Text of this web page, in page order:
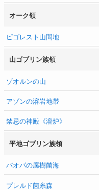
オーク領
ピゴレスト山間地
山ゴブリン族領
ゾオルンの山
アゾンの溶岩地帯
禁忌の神殿《溶炉》
平地ゴブリン族領
バオパの腐樹菌海
プレルド菌糸森